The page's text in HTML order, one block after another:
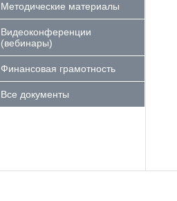
Методические материалы
Видеоконференции
(вебинары)
Финансовая грамотность
Все документы